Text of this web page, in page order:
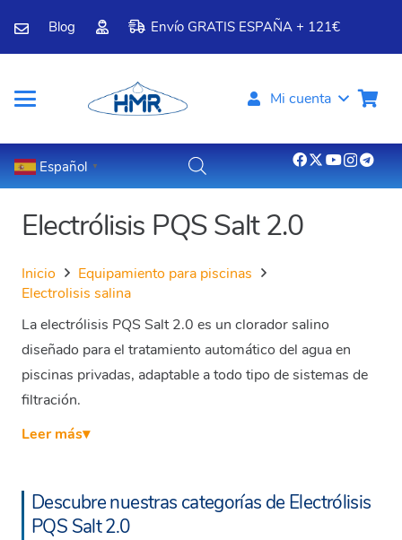
Blog Envío GRATIS ESPAÑA + 121€
Mi cuenta
Español ▼
Electrólisis PQS Salt 2.0
Inicio
Equipamiento para piscinas
Electrolisis salina
La electrólisis PQS Salt 2.0 es un clorador salino
diseñado para el tratamiento automático del agua en
piscinas privadas, adaptable a todo tipo de sistemas de
filtración.
Leer más▾
Descubre nuestras categorías de Electrólisis
PQS Salt 2.0